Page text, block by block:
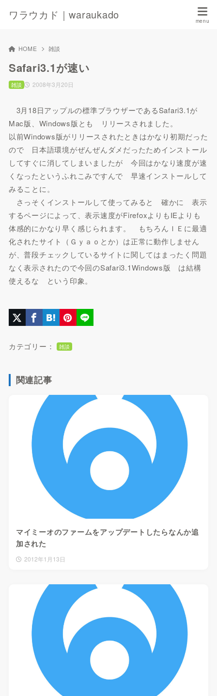
ワラウカド｜waraukado
HOME 雑談
Safari3.1が速い
2008年3月20日
雑談
3月18日アップルの標準ブラウザーであるSafari3.1が
Mac版、Windows版とも リリースされました。
以前Windows版がリリースされたときはかなり初期だった
ので 日本語環境がぜんぜんダメだったためインストール
してすぐに消してしまいましたが 今回はかなり速度が速
くなったというふれこみですんで 早速インストールして
みることに。
さっそくインストールして使ってみると 確かに 表示
するページによって、表示速度がFirefoxよりもIEよりも
体感的にかなり早く感じられます。 もちろんＩＥに最適
化されたサイト（Ｇｙａｏとか）は正常に動作しません
が、普段チェックしているサイトに関してはまったく問題
なく表示されたので今回のSafari3.1Windows版 は結構
使えるな という印象。
カテゴリー： 雑談
関連記事
マイミーオのファームをアップデートしたらなんか追
加された
2012年1月13日